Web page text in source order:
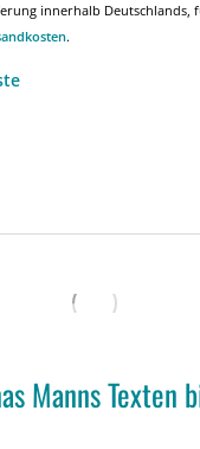
innerhalb Deutschlands,
.
Manns Texten